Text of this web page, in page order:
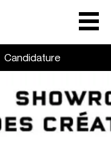
Candidature